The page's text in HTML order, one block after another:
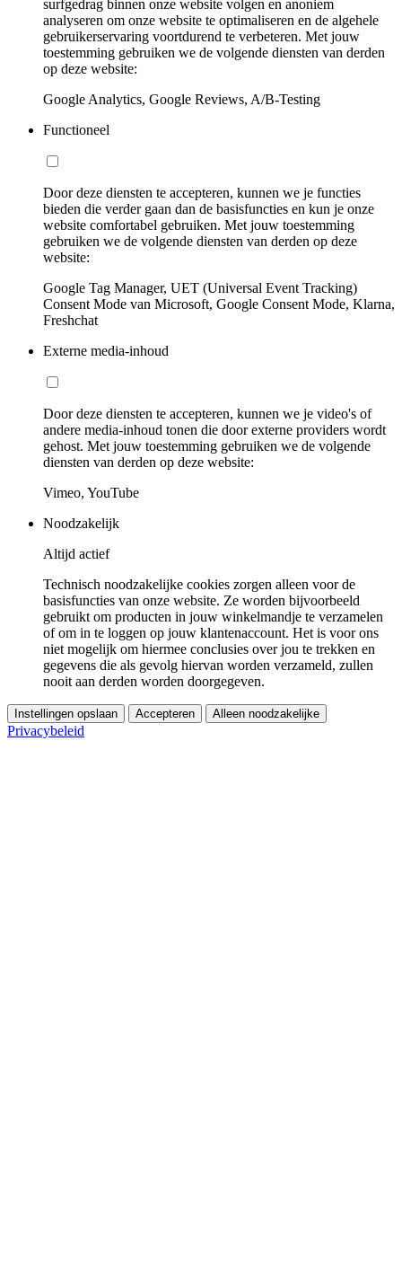
surfgedrag binnen onze website volgen en anoniem
analyseren om onze website te optimaliseren en de algehele
gebruikerservaring voortdurend te verbeteren. Met jouw
toestemming gebruiken we de volgende diensten van derden
op deze website:
Google Analytics, Google Reviews, A/B-Testing
Functioneel
Door deze diensten te accepteren, kunnen we je functies
bieden die verder gaan dan de basisfuncties en kun je onze
website comfortabel gebruiken. Met jouw toestemming
gebruiken we de volgende diensten van derden op deze
website:
Google Tag Manager, UET (Universal Event Tracking)
Consent Mode van Microsoft, Google Consent Mode, Klarna,
Freshchat
Externe media-inhoud
Door deze diensten te accepteren, kunnen we je video's of
andere media-inhoud tonen die door externe providers wordt
gehost. Met jouw toestemming gebruiken we de volgende
diensten van derden op deze website:
Vimeo, YouTube
Noodzakelijk
Altijd actief
Technisch noodzakelijke cookies zorgen alleen voor de
basisfuncties van onze website. Ze worden bijvoorbeeld
gebruikt om producten in jouw winkelmandje te verzamelen
of om in te loggen op jouw klantenaccount. Het is voor ons
niet mogelijk om hiermee conclusies over jou te trekken en
gegevens die als gevolg hiervan worden verzameld, zullen
nooit aan derden worden doorgegeven.
Instellingen opslaan Accepteren Alleen noodzakelijke
Privacybeleid